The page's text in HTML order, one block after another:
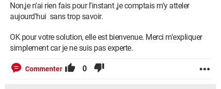
Non,je n'ai rien fais pour l'instant ,je comptais m'y atteler
aujourd'hui sans trop savoir.
OK pour votre solution, elle est bienvenue. Merci m'expliquer
simplement car je ne suis pas experte.
Commenter 0